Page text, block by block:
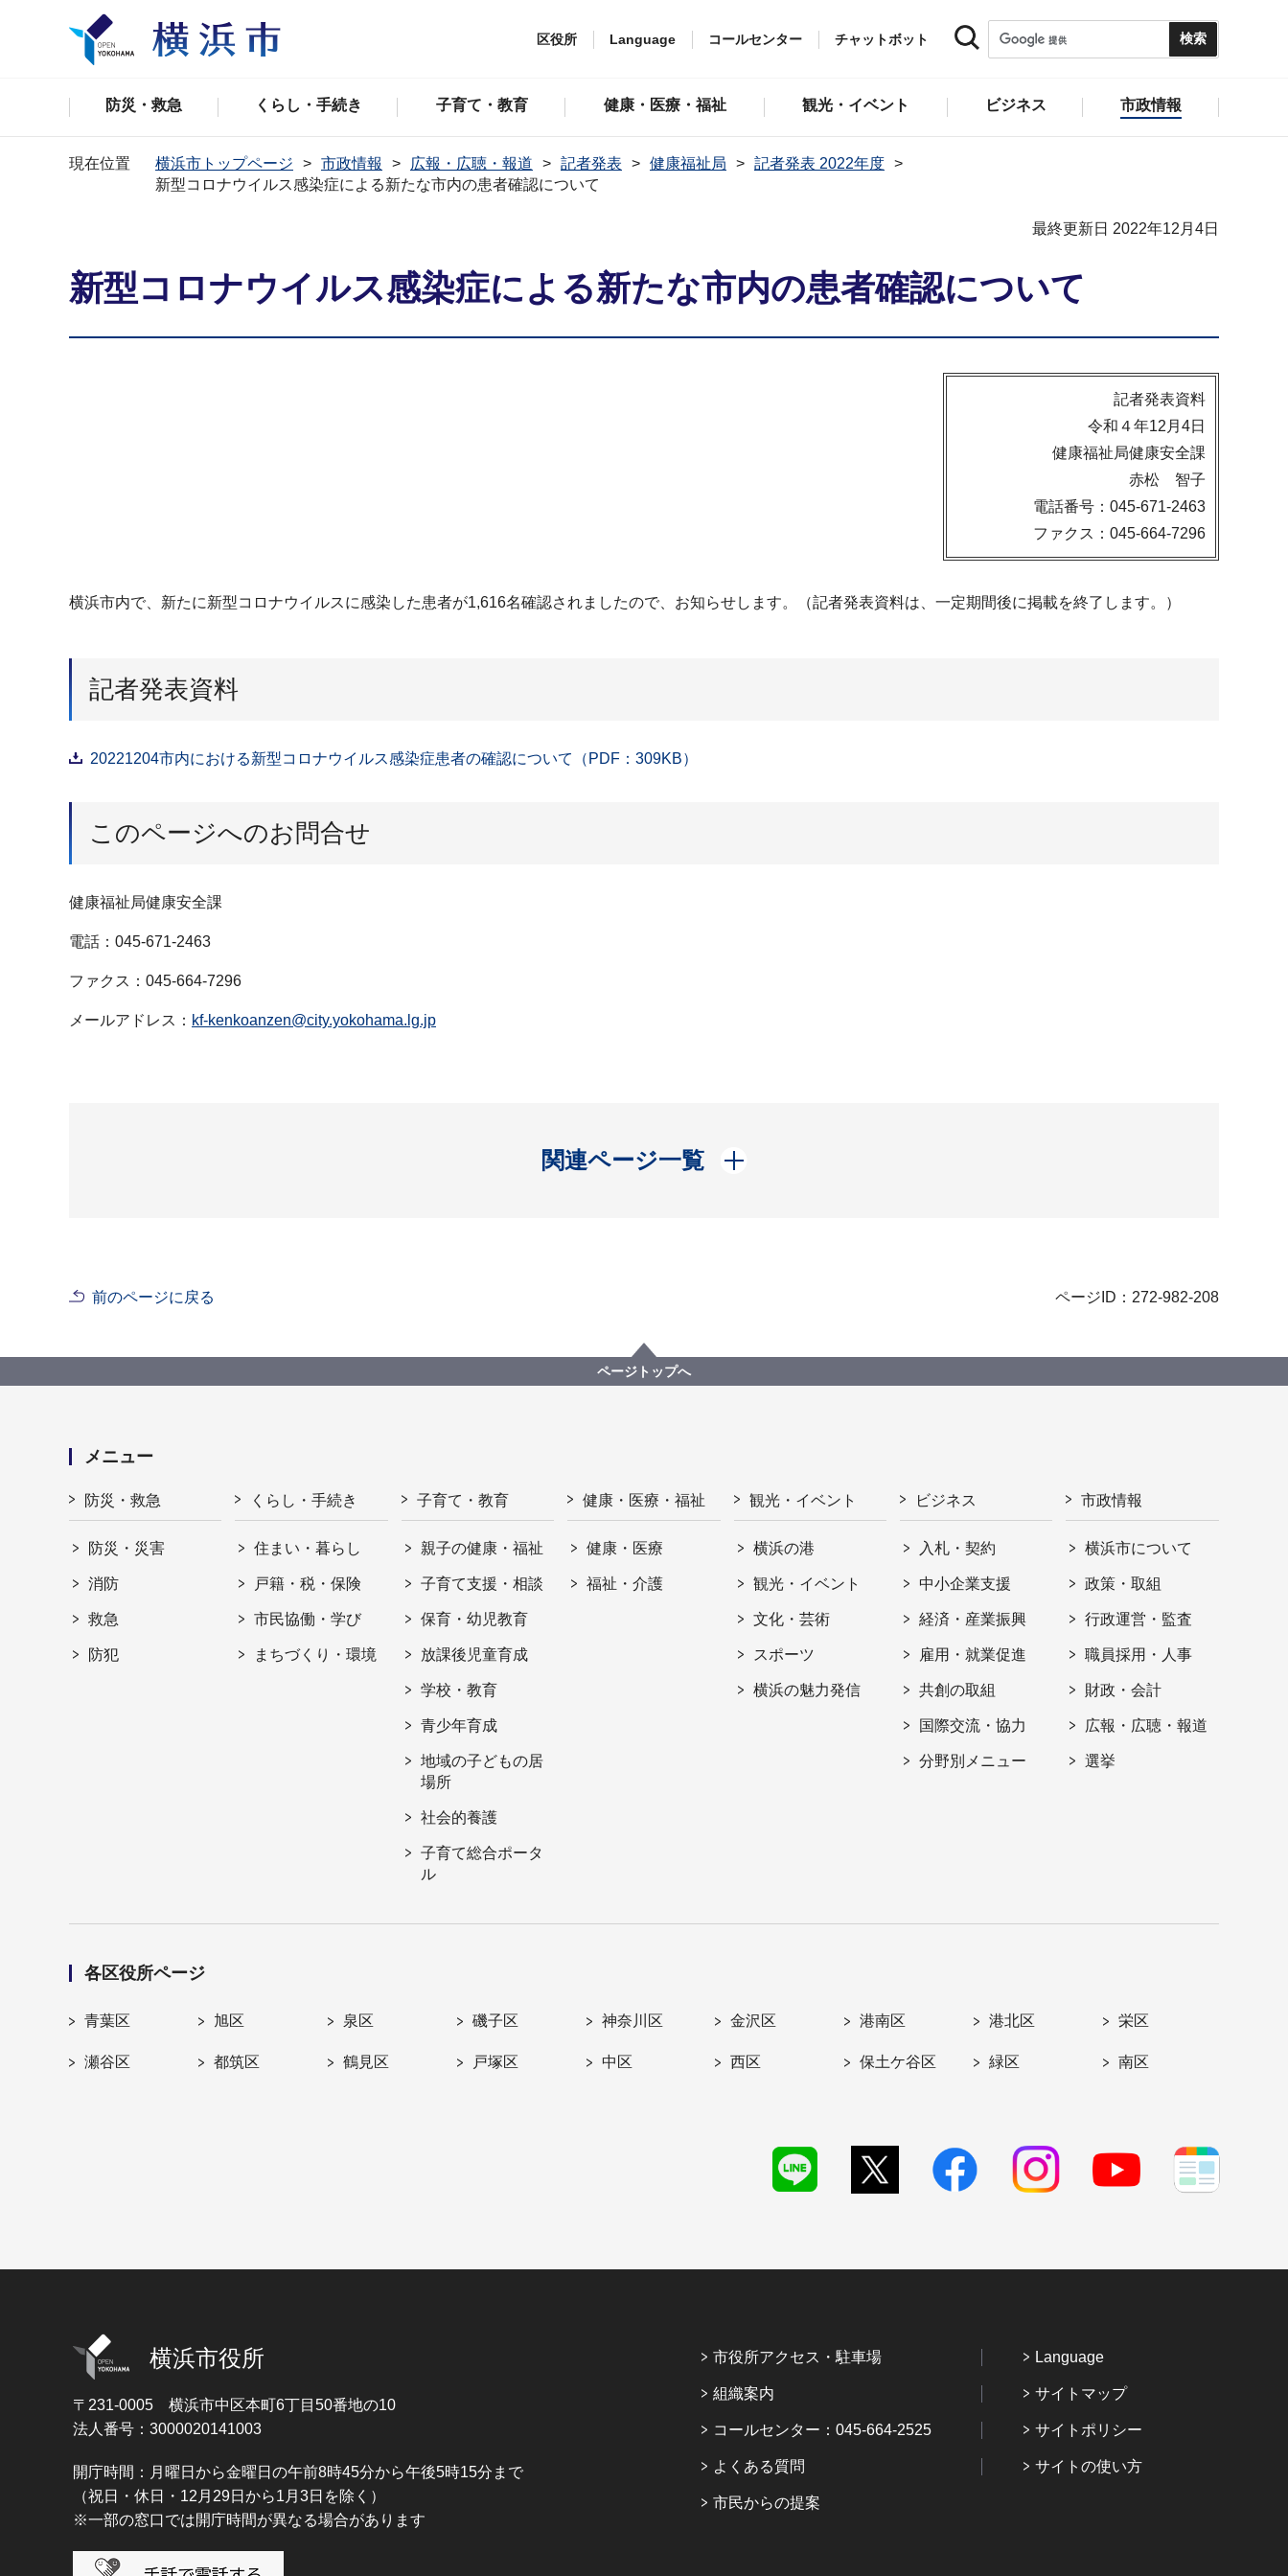
区役所 Language コールセンター チャットボット
防災・救急 くらし・手続き 子育て・教育 健康・医療・福祉 観光・イベント ビジネス 市政情報
現在位置 横浜市トップページ 市政情報 広報・広聴・報道 記者発表 健康福祉局
記者発表 2022年度
新型コロナウイルス感染症による新たな市内の患者確認について
最終更新日 2022年12月4日
新型コロナウイルス感染症による新たな市内の患者確認について
記者発表資料
令和４年12月4日
健康福祉局健康安全課
赤松 智子
電話番号：045-671-2463
ファクス：045-664-7296
横浜市内で、新たに新型コロナウイルスに感染した患者が1,616名確認されましたので、お知らせします。（記者発表資料は、一定期間後に掲載を終了します。）
記者発表資料
20221204市内における新型コロナウイルス感染症患者の確認について（PDF：309KB）
このページへのお問合せ
健康福祉局健康安全課
電話：045-671-2463
ファクス：045-664-7296
メールアドレス： kf-kenkoanzen@city.yokohama.lg.jp
関連ページ一覧
開く
前のページに戻る ページID：272-982-208
ページトップへ
メニュー
防災・救急
防災・災害
消防
救急
防犯
くらし・手続き
住まい・暮らし
戸籍・税・保険
市民協働・学び
まちづくり・環境
子育て・教育
親子の健康・福祉
子育て支援・相談
保育・幼児教育
放課後児童育成
学校・教育
青少年育成
地域の子どもの居
場所
社会的養護
子育て総合ポータ
ル
健康・医療・福祉
健康・医療
福祉・介護
観光・イベント
横浜の港
観光・イベント
文化・芸術
スポーツ
横浜の魅力発信
ビジネス
入札・契約
中小企業支援
経済・産業振興
雇用・就業促進
共創の取組
国際交流・協力
分野別メニュー
市政情報
横浜市について
政策・取組
行政運営・監査
職員採用・人事
財政・会計
広報・広聴・報道
選挙
各区役所ページ
青葉区 旭区 泉区 磯子区 神奈川区 金沢区 港南区 港北区 栄区
瀬谷区 都筑区 鶴見区 戸塚区 中区 西区 保土ケ谷区 緑区 南区
横浜市役所
〒231-0005 横浜市中区本町6丁目50番地の10
法人番号：3000020141003
開庁時間：月曜日から金曜日の午前8時45分から午後5時15分まで
（祝日・休日・12月29日から1月3日を除く）
※一部の窓口では開庁時間が異なる場合があります
市役所アクセス・駐車場
組織案内
コールセンター：045-664-2525
よくある質問
市民からの提案
Language
サイトマップ
サイトポリシー
サイトの使い方